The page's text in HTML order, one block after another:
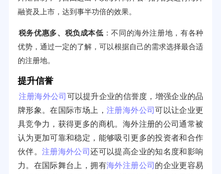
融资及上市，达到事半功倍的效果。
税务优惠多、税负成本低 ：不同的海外注册地，有各种
优势，通过一定的了解，可以根据自己的需求选择最合适
的注册地。
提升信誉
注册海外公司 可以提升企业的信誉度，增强企业的品
牌形象。在国际市场上， 注册海外公司可以让企业更
具竞争力，获得更多的商机。海外注册的公司通常被
认为更加可靠和稳定，能够吸引更多的投资者和合作
伙伴。 注册海外公司还可以提高企业的知名度和影响
力。在国际舞台上，拥有海外注册公司 的企业更容易